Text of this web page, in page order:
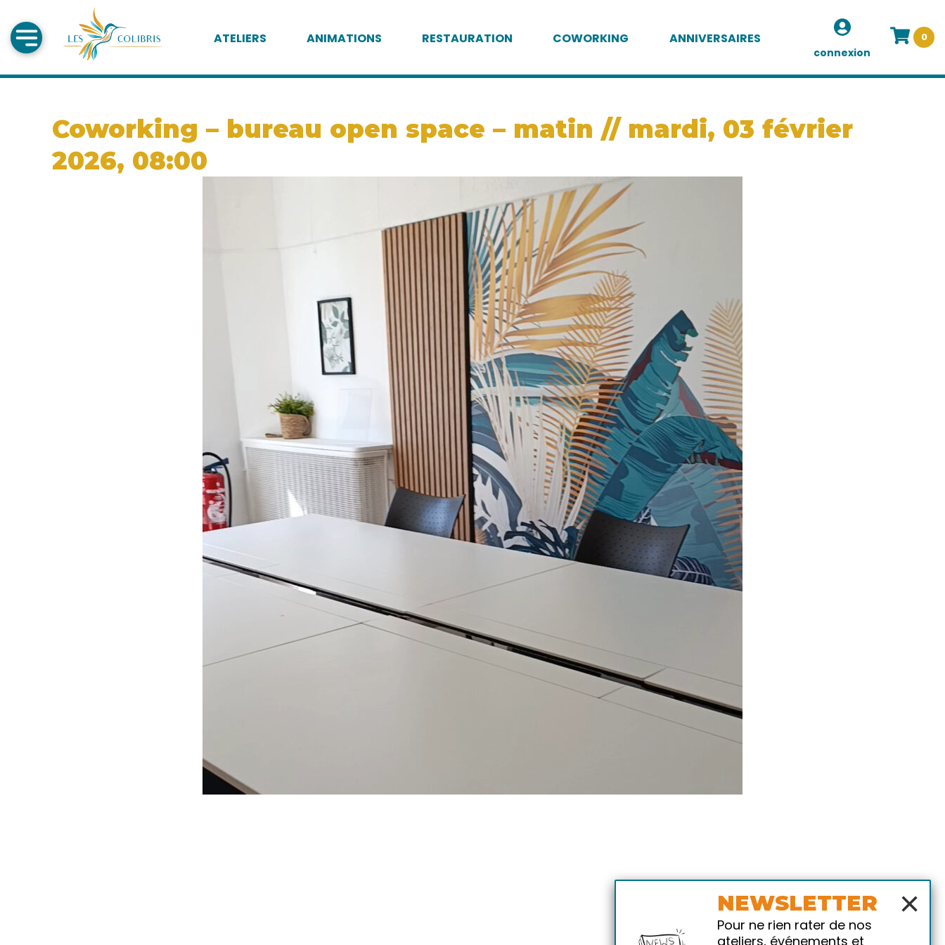
ATELIERS ANIMATIONS RESTAURATION COWORKING ANNIVERSAIRES
connexion
0
Coworking – bureau open space – matin // mardi, 03 février
2026, 08:00
×
NEWSLETTER
Pour ne rien rater de nos
ateliers, événements et